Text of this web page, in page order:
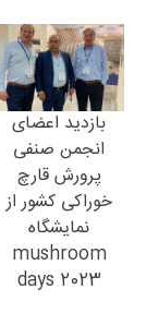
بازدید اعضای
انجمن صنفی
پرورش قارچ
خوراکی کشور از
نمایشگاه
mushroom
days 2023